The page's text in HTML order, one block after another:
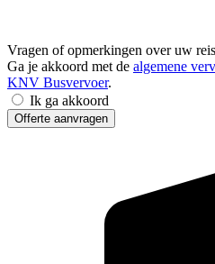
Vragen of opmerkingen over uw reis
Ga je akkoord met de algemene
KNV Busvervoer.
Ik ga akkoord
Offerte aanvragen